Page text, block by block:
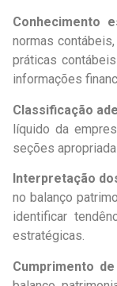
Conhecimento
normas
práticas
informações
Classificação
líquido da
seções
Interpretação
no balanço
identificar
estratégicas.
Cumprimento